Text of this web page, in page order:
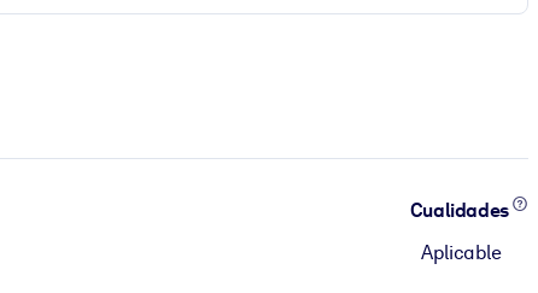
Cualidades
Aplicable